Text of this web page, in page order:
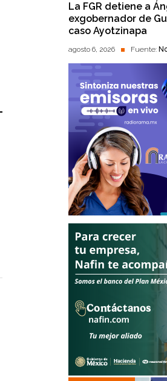
La FGR detiene a
exgobernador de
caso Ayotzinapa
agosto 6, 2026 Fuente: